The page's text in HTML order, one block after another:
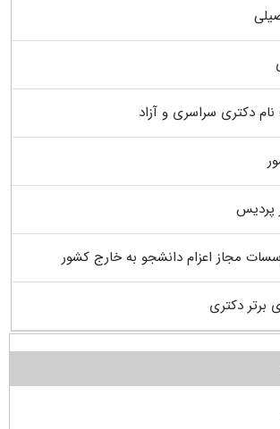
نام دکتری سراسری و آزاد
پردیس
مجاز اعزام دانشجو به خارج کشور
برتر دکتری